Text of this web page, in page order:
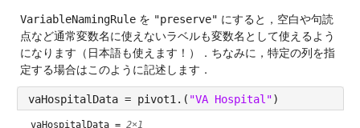
VariableNamingRule を "preserve" にすると，空白や句読
点など通常変数名に使えないラベルも変数名として使えるよう
になります（日本語も使えます！）．ちなみに，特定の列を指
定する場合はこのように記述します．
vaHospitalData = pivot1.( "VA Hospital")
vaHospitalData = 2×1